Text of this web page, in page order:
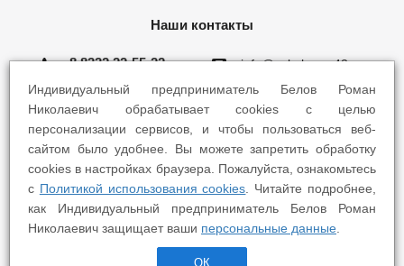
Наши контакты
8 8332 22-55-22 info@yokohama43.ru
Киров, ул. Ломоносова 5Б
Киров, ул. Профсоюзная 7А
2025 © Yokohama Киров - Шины Диски Сервис
Индивидуальный предприниматель Белов Роман
Николаевич обрабатывает cookies с целью
персонализации сервисов, и чтобы пользоваться веб-
сайтом было удобнее. Вы можете запретить обработку
cookies в настройках браузера. Пожалуйста, ознакомьтесь
с Политикой использования cookies . Читайте подробнее,
как Индивидуальный предприниматель Белов Роман
Николаевич защищает ваши персональные данные
ОК